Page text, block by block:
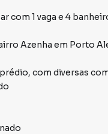
com 1 vaga e 4
Azenha em Porto
, com diversas